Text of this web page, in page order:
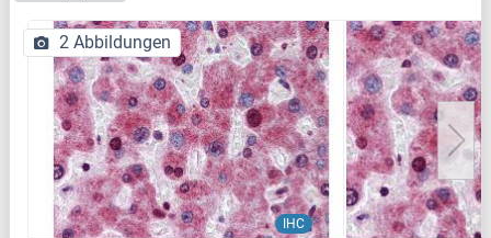
IHC
2 Abbildungen